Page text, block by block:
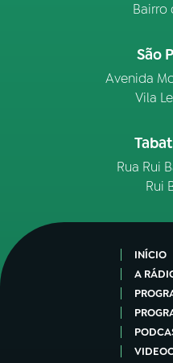
Bairro
São
Avenida
Vila
Rua Rui
Rui
INÍCIO
A